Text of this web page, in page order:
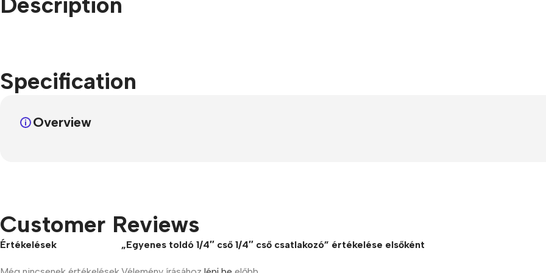
Specification
Overview
Customer Reviews
Értékelések „Egyenes toldó 1/4″ cső 1/4″ cső csatlakozó” értékelése elsőként